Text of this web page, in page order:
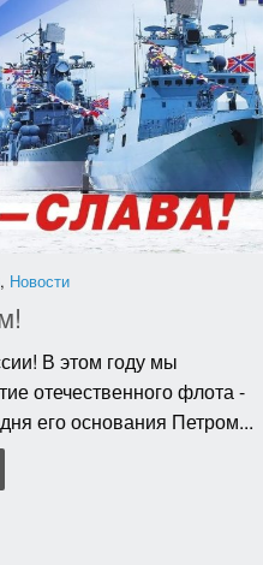
, Новости
В этом году мы
отечественного флота -
его основания Петром...